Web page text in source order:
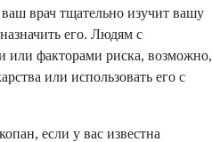
врач тщательно изучит вашу
его. Людям с
или факторами риска, возможно,
или использовать его с
если у вас известна